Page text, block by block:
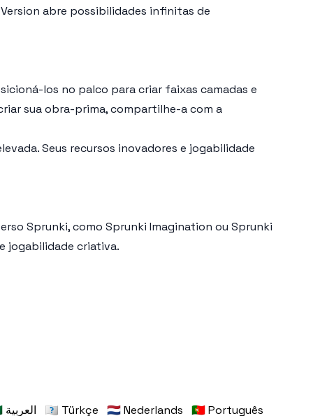
abre possibilidades infinitas de
los no palco para criar faixas camadas e
sua obra-prima, compartilhe-a com a
Seus recursos inovadores e jogabilidade
Sprunki, como Sprunki Imagination ou Sprunki
jogabilidade criativa.
🇸🇦 العربية 🇹🇷 Türkçe 🇳🇱 Nederlands 🇵🇹 Português